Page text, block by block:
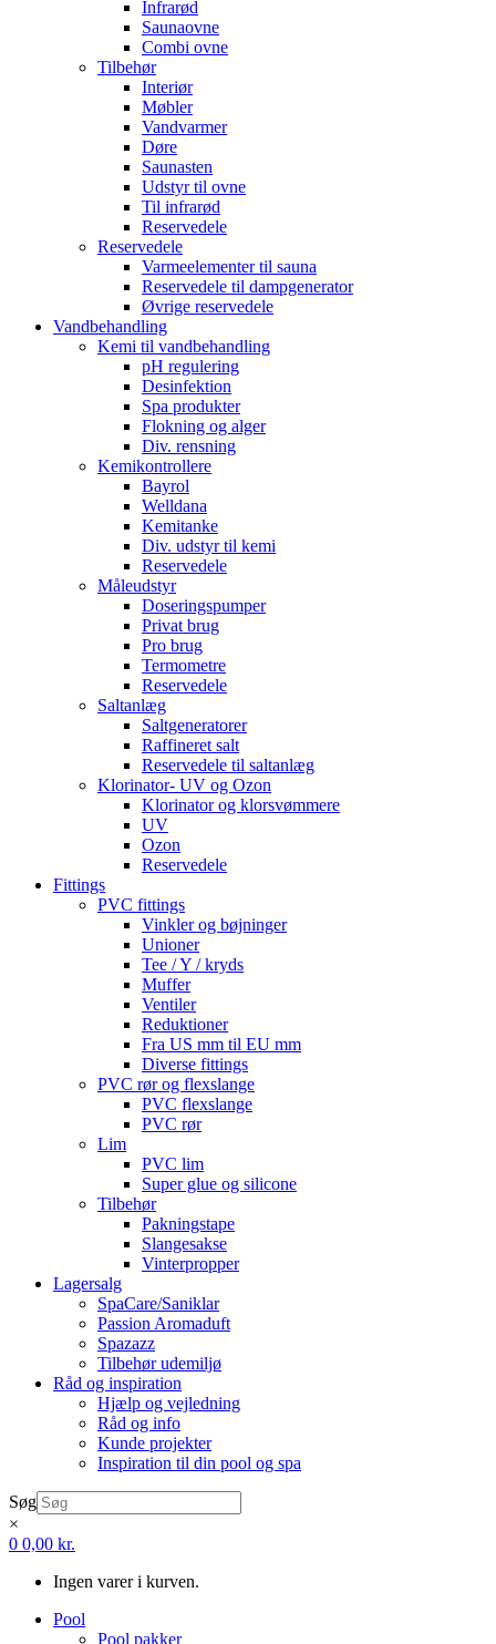
Infrarød
Saunaovne
Combi ovne
Tilbehør
Interiør
Møbler
Vandvarmer
Døre
Saunasten
Udstyr til ovne
Til infrarød
Reservedele
Reservedele
Varmeelementer til sauna
Reservedele til dampgenerator
Øvrige reservedele
Vandbehandling
Kemi til vandbehandling
pH regulering
Desinfektion
Spa produkter
Flokning og alger
Div. rensning
Kemikontrollere
Bayrol
Welldana
Kemitanke
Div. udstyr til kemi
Reservedele
Måleudstyr
Doseringspumper
Privat brug
Pro brug
Termometre
Reservedele
Saltanlæg
Saltgeneratorer
Raffineret salt
Reservedele til saltanlæg
Klorinator- UV og Ozon
Klorinator og klorsvømmere
UV
Ozon
Reservedele
Fittings
PVC fittings
Vinkler og bøjninger
Unioner
Tee / Y / kryds
Muffer
Ventiler
Reduktioner
Fra US mm til EU mm
Diverse fittings
PVC rør og flexslange
PVC flexslange
PVC rør
Lim
PVC lim
Super glue og silicone
Tilbehør
Pakningstape
Slangesakse
Vinterpropper
Lagersalg
SpaCare/Saniklar
Passion Aromaduft
Spazazz
Tilbehør udemiljø
Råd og inspiration
Hjælp og vejledning
Råd og info
Kunde projekter
Inspiration til din pool og spa
Søg
×
0 0,00 kr.
Ingen varer i kurven.
Pool
Pool pakker